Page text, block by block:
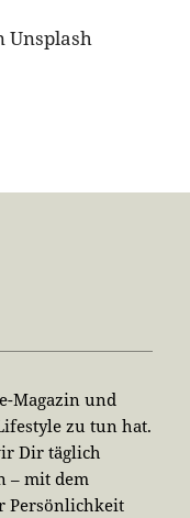
Unsplash
Magazin und
zu tun hat.
Dir täglich
– mit dem
Persönlichkeit